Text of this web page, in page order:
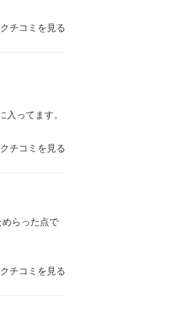
チコミを見る
ってます。
チコミを見る
らった点で
チコミを見る